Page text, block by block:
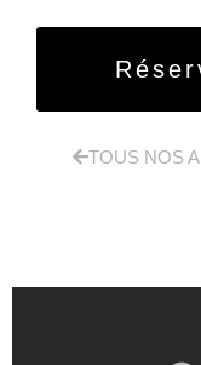
TOUS NOS